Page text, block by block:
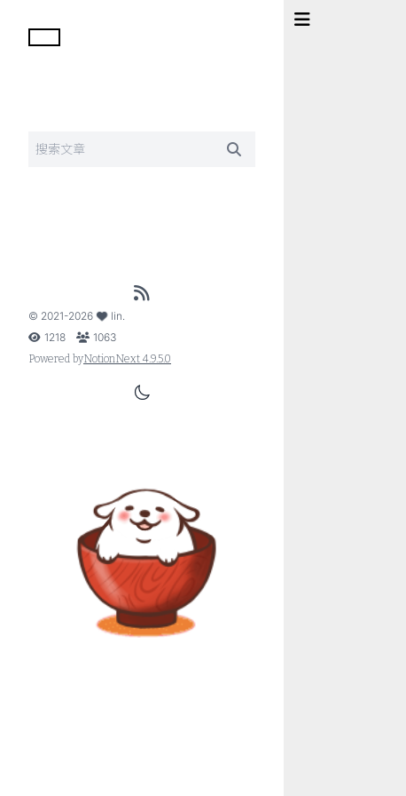
© 2021-2026 lin.
1218
1063
Powered byNotionNext 4.9.5.0